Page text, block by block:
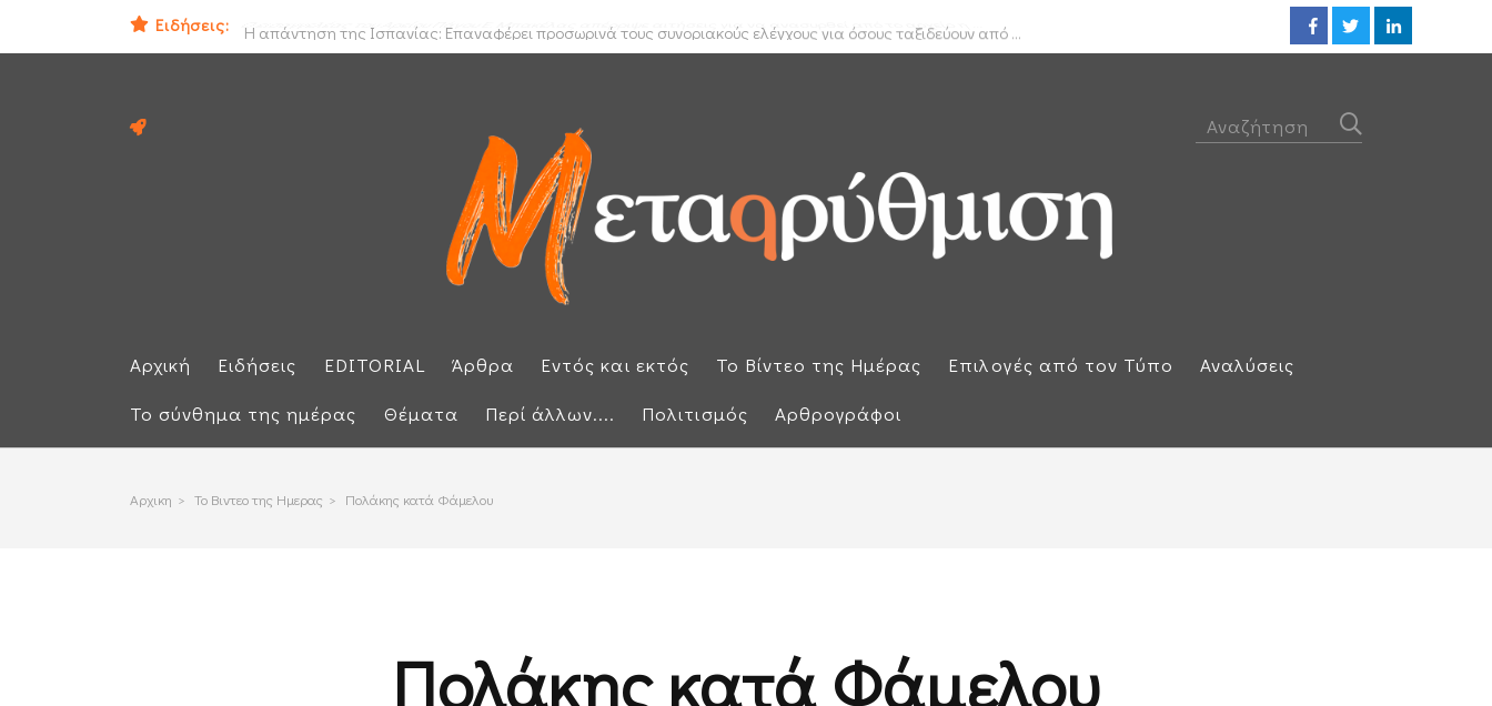
Ειδήσεις: Ο εισαγγελέας του Αρείου Πάγου Ε. Μπακέλας απέρριψε αιτήσεις για να ανασυρθεί από το αρχείο η ... ΟΟΣΑ: Στην τελευταία θέση η
Αρχική Ειδήσεις EDITORIAL Άρθρα Εντός και εκτός Το Βίντεο της Ημέρας Επιλογές από τον Τύπο
Αναλύσεις
Το σύνθημα της ημέρας
Θέματα Περί άλλων.... Πολιτισμός Αρθρογράφοι
Αρχικη > Το Βιντεο της Ημερας > Πολάκης κατά Φάμελου
Πολάκης κατά Φάμελου